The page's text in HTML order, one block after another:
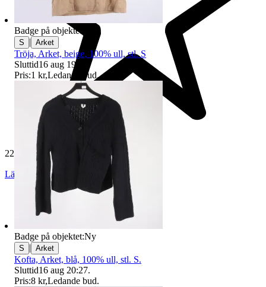
229 571 omdömen
Läs omdömen
Badge på objektet:
S | Arket
Tröja, Arket, beige, 100% ull, stl. S
Sluttid16 aug 19:18
Pris:1 kr,Ledande bud.
Badge på objektet:Ny
S | Arket
Kofta, Arket, blå, 100% ull, stl. S.
Sluttid16 aug 20:27.
Pris:8 kr,Ledande bud.